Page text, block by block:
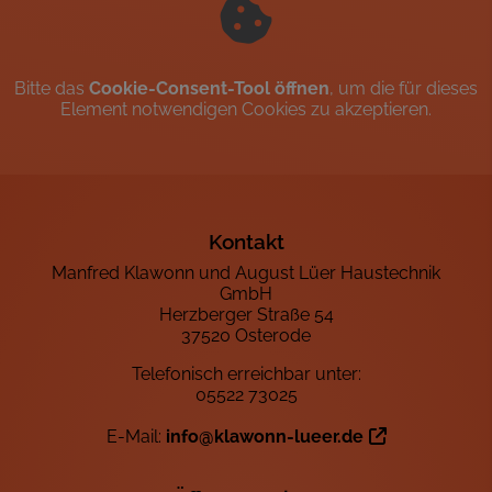
Bitte das Cookie-Consent-Tool öffnen, um die für dieses
Element notwendigen Cookies zu akzeptieren.
Footer - Kontaktdaten und Öffnungszeiten
Kontakt
Manfred Klawonn und August Lüer Haustechnik
GmbH
Herzberger Straße 54
37520 Osterode
Telefonisch erreichbar unter:
05522 73025
E-Mail: info@klawonn-lueer.de